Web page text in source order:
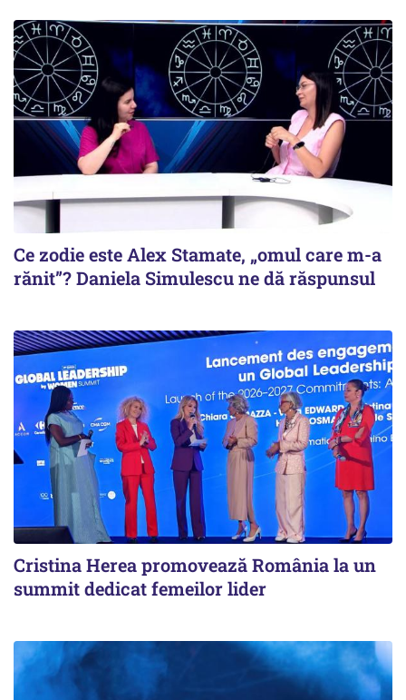
Ce zodie este Alex Stamate, „omul care m-a
rănit”? Daniela Simulescu ne dă răspunsul
Cristina Herea promovează România la un
summit dedicat femeilor lider